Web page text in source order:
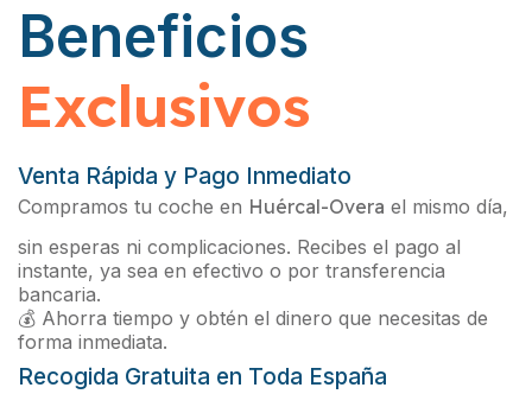
Beneficios
Exclusivos
Venta Rápida y Pago Inmediato
Compramos tu coche en Huércal-Overa el mismo día,
sin esperas ni complicaciones. Recibes el pago al
instante, ya sea en efectivo o por transferencia
bancaria.
💰 Ahorra tiempo y obtén el dinero que necesitas de
forma inmediata.
Recogida Gratuita en Toda España